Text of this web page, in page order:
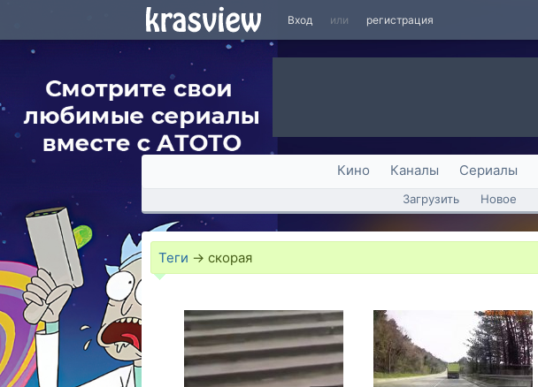
Вход или регистрация
Кино Каналы Сериалы
Загрузить Новое
Теги → скорая